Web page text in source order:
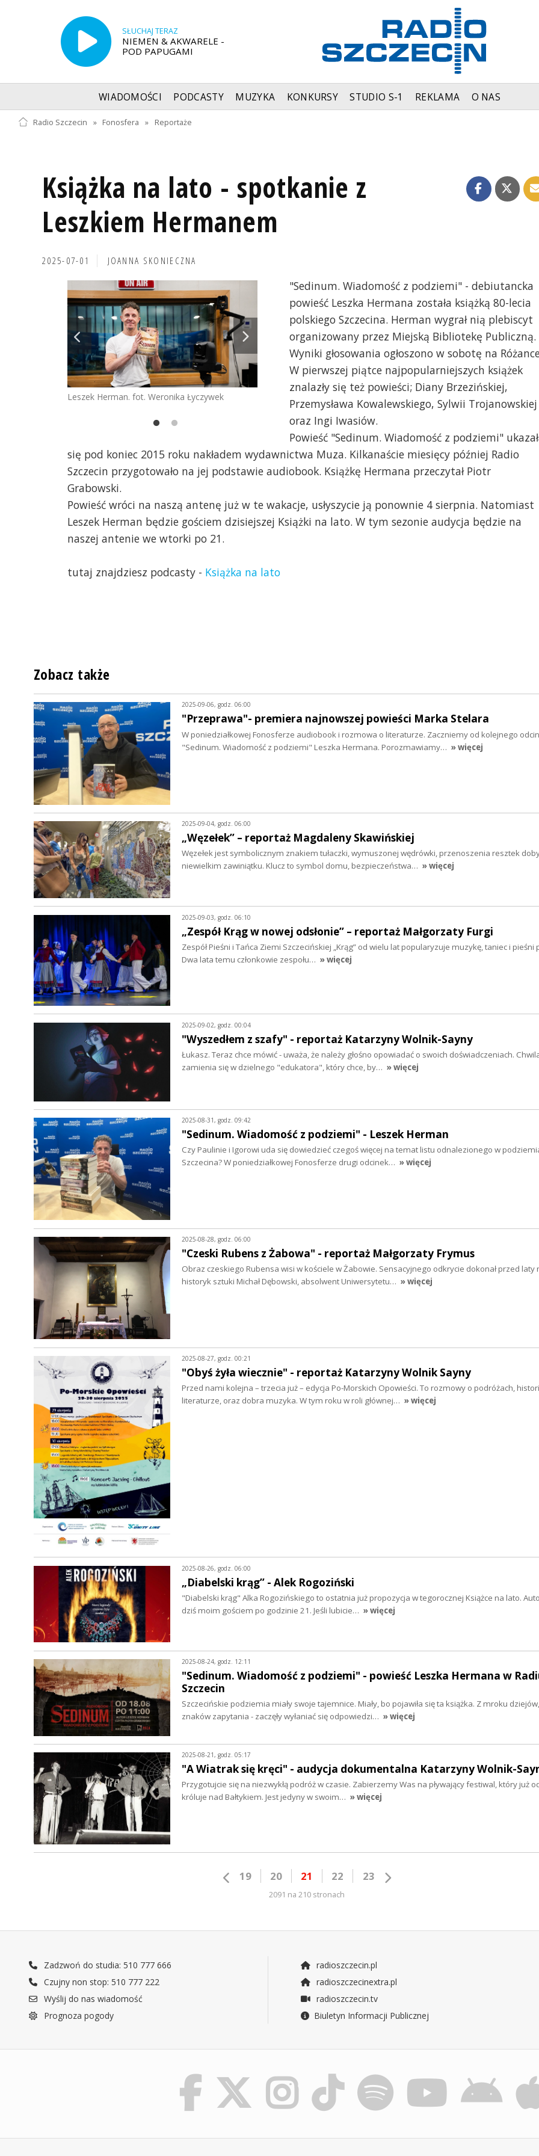
SŁUCHAJ TERAZ
NIEMEN & AKWARELE -
POD PAPUGAMI
WIADOMOŚCI PODCASTY MUZYKA KONKURSY STUDIO S-1 REKLAMA O NAS
Radio Szczecin » Fonosfera » Reportaże
Książka na lato - spotkanie z
Leszkiem Hermanem
2025-07-01 JOANNA SKONIECZNA
Leszek Herman. fot. Weronika Łyczywek
Leszek Herman, fot. Joanna Skonieczna
Leszek Herman. fot.
"Sedinum. Wiadomość z podziemi" - debiutancka
powieść Leszka Hermana została książką 80-lecia
polskiego Szczecina. Herman wygrał nią plebiscyt
organizowany przez Miejską Bibliotekę Publiczną.
Wyniki głosowania ogłoszono w sobotę na
W pierwszej piątce najpopularniejszych książek
znalazły się też powieści; Diany Brzezińskiej,
Przemysława Kowalewskiego, Sylwii Trojanowskiej
oraz Ingi Iwasiów.
Powieść "Sedinum. Wiadomość z podziemi"
się pod koniec 2015 roku nakładem wydawnictwa Muza. Kilkanaście miesięcy później Radio
Szczecin przygotowało na jej podstawie audiobook. Książkę Hermana przeczytał Piotr
Grabowski.
Powieść wróci na naszą antenę już w te wakacje, usłyszycie ją ponownie 4 sierpnia. Natomiast
Leszek Herman będzie gościem dzisiejszej Książki na lato. W tym sezonie audycja będzie na
naszej antenie we wtorki po 21.
tutaj znajdziesz podcasty - Książka na lato
Zobacz także
2025-09-06, godz. 06:00
"Przeprawa"- premiera najnowszej powieści Marka Stelara
W poniedziałkowej Fonosferze audiobook i rozmowa o literaturze. Zaczniemy od kolejnego
"Sedinum. Wiadomość z podziemi" Leszka Hermana. Porozmawiamy… » więcej
2025-09-04, godz. 06:00
„Węzełek” – reportaż Magdaleny Skawińskiej
Węzełek jest symbolicznym znakiem tułaczki, wymuszonej wędrówki, przenoszenia resztek
niewielkim zawiniątku. Klucz to symbol domu, bezpieczeństwa… » więcej
2025-09-03, godz. 06:10
„Zespół Krąg w nowej odsłonie” – reportaż Małgorzaty Furgi
Zespół Pieśni i Tańca Ziemi Szczecińskiej „Krąg” od wielu lat popularyzuje muzykę, taniec i pieśni
Dwa lata temu członkowie zespołu… » więcej
2025-09-02, godz. 00:04
"Wyszedłem z szafy" - reportaż Katarzyny Wolnik-Sayny
Łukasz. Teraz chce mówić - uważa, że należy głośno opowiadać o swoich doświadczeniach.
zamienia się w dzielnego "edukatora", który chce, by… » więcej
2025-08-31, godz. 09:42
"Sedinum. Wiadomość z podziemi" - Leszek Herman
Czy Paulinie i Igorowi uda się dowiedzieć czegoś więcej na temat listu odnalezionego w
Szczecina? W poniedziałkowej Fonosferze drugi odcinek… » więcej
2025-08-28, godz. 06:00
"Czeski Rubens z Żabowa" - reportaż Małgorzaty Frymus
Obraz czeskiego Rubensa wisi w kościele w Żabowie. Sensacyjnego odkrycie dokonał przed laty
historyk sztuki Michał Dębowski, absolwent Uniwersytetu… » więcej
2025-08-27, godz. 00:21
"Obyś żyła wiecznie" - reportaż Katarzyny Wolnik Sayny
Przed nami kolejna – trzecia już – edycja Po-Morskich Opowieści. To rozmowy o podróżach,
literaturze, oraz dobra muzyka. W tym roku w roli głównej… » więcej
2025-08-26, godz. 06:00
„Diabelski krąg” - Alek Rogoziński
"Diabelski krąg" Alka Rogozińskiego to ostatnia już propozycja w tegorocznej Książce na lato.
dziś moim gościem po godzinie 21. Jeśli lubicie… » więcej
2025-08-24, godz. 12:11
"Sedinum. Wiadomość z podziemi" - powieść Leszka Hermana w
Szczecin
Szczecińskie podziemia miały swoje tajemnice. Miały, bo pojawiła się ta książka. Z mroku
znaków zapytania - zaczęły wyłaniać się odpowiedzi… » więcej
2025-08-21, godz. 05:17
"A Wiatrak się kręci" - audycja dokumentalna Katarzyny Wolnik-
Przygotujcie się na niezwykłą podróż w czasie. Zabierzemy Was na pływający festiwal, który już
króluje nad Bałtykiem. Jest jedyny w swoim… » więcej
19 20 21 22 23
2091 na 210 stronach
Zadzwoń do studia: 510 777 666
Czujny non stop: 510 777 222
Wyślij do nas wiadomość
Prognoza pogody
radioszczecin.pl
radioszczecinextra.pl
radioszczecin.tv
Biuletyn Informacji Publicznej